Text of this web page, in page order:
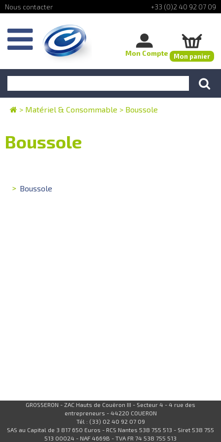
+33 (0)2 40 92 07 09
Mon Compte Mon panier
> Matériel & Consommable > Boussole
Boussole
Boussole
GROSSERON - ZAC Hauts de Couëron III - Secteur 4 - 4 rue des
entrepreneurs - 44220 COUERON
Tél : (33) 02 40 92 07 09
SAS au Capital de 3 817 650 Euros - RCS Nantes 538 755 513 - Siret 538 755
513 00024 - NAF 4669B - TVA FR 74 538 755 513